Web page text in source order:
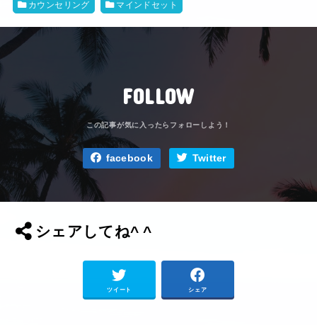
カウンセリング マインドセット
FOLLOW
facebook Twitter
シェアしてね^ ^
ツイート シェア